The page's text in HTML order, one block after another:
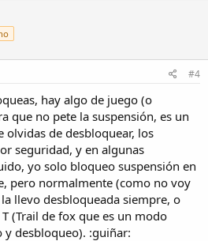
#4
hay algo de juego (o
que no pete la suspensión, es un
olvidas de desbloquear, los
seguridad, y en algunas
yo solo bloqueo suspensión en
pero normalmente (como no voy
llevo desbloqueada siempre, o
(Trail de fox que es un modo
desbloqueo). :guiñar: